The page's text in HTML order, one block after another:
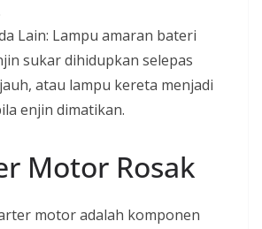
Lain: Lampu amaran bateri
sukar dihidupkan selepas
atau lampu kereta menjadi
enjin dimatikan.
Motor Rosak
motor adalah komponen